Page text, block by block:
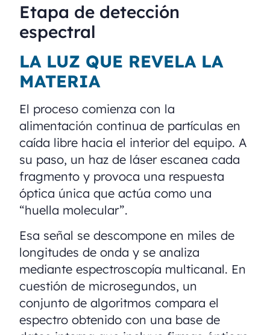
Etapa de detección
espectral
LA LUZ QUE REVELA LA
MATERIA
El proceso comienza con la
alimentación continua de partículas en
caída libre hacia el interior del equipo. A
su paso, un haz de láser escanea cada
fragmento y provoca una respuesta
óptica única que actúa como una
“huella molecular”.
Esa señal se descompone en miles de
longitudes de onda y se analiza
mediante espectroscopía multicanal. En
cuestión de microsegundos, un
conjunto de algoritmos compara el
espectro obtenido con una base de